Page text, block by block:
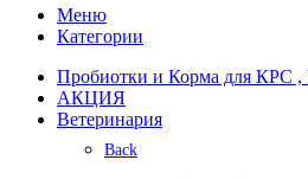
Меню
Категории
Пробиотки и Корма для КРС
АКЦИЯ
Ветеринария
Back